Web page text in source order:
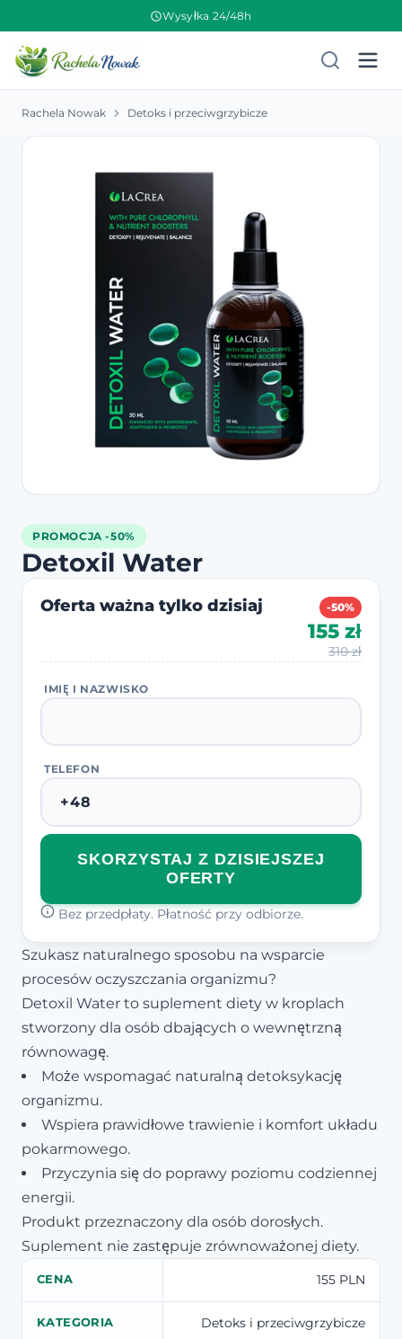
Wysyłka 24/48h
Rachela Nowak Detoks i przeciwgrzybicze
PROMOCJA -50%
Detoxil Water
Oferta ważna tylko dzisiaj -50%
155 zł
310 zł
IMIĘ I NAZWISKO
TELEFON
SKORZYSTAJ Z DZISIEJSZEJ
OFERTY
Bez przedpłaty. Płatność przy odbiorze.
Szukasz naturalnego sposobu na wsparcie
procesów oczyszczania organizmu?
Detoxil Water to suplement diety w kroplach
stworzony dla osób dbających o wewnętrzną
równowagę.
Może wspomagać naturalną detoksykację
organizmu.
Wspiera prawidłowe trawienie i komfort układu
pokarmowego.
Przyczynia się do poprawy poziomu codziennej
energii.
Produkt przeznaczony dla osób dorosłych.
Suplement nie zastępuje zrównoważonej diety.
CENA 155 PLN
KATEGORIA Detoks i przeciwgrzybicze